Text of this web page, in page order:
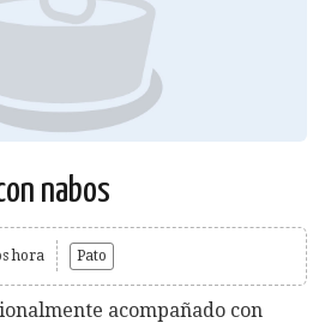
nabos
hora Pato
acompañado con